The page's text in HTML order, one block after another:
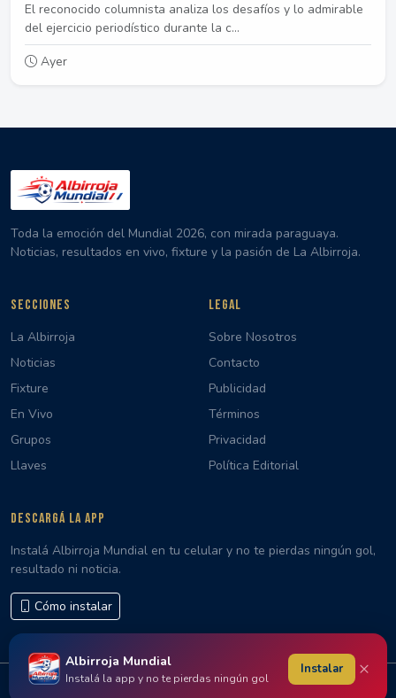
El reconocido columnista analiza los desafíos y lo admirable
del ejercicio periodístico durante la c...
Ayer
Toda la emoción del Mundial 2026, con mirada paraguaya.
Noticias, resultados en vivo, fixture y la pasión de La Albirroja.
SECCIONES
La Albirroja
Noticias
Fixture
En Vivo
Grupos
Llaves
LEGAL
Sobre Nosotros
Contacto
Publicidad
Términos
Privacidad
Política Editorial
DESCARGÁ LA APP
Instalá Albirroja Mundial en tu celular y no te pierdas ningún gol,
resultado ni noticia.
Cómo instalar
© 2026 Albirroja Mundial · Hecho con 🇵🇾 en Paraguay
Albirroja Mundial
Instalá la app y no te pierdas ningún gol
Instalar ×